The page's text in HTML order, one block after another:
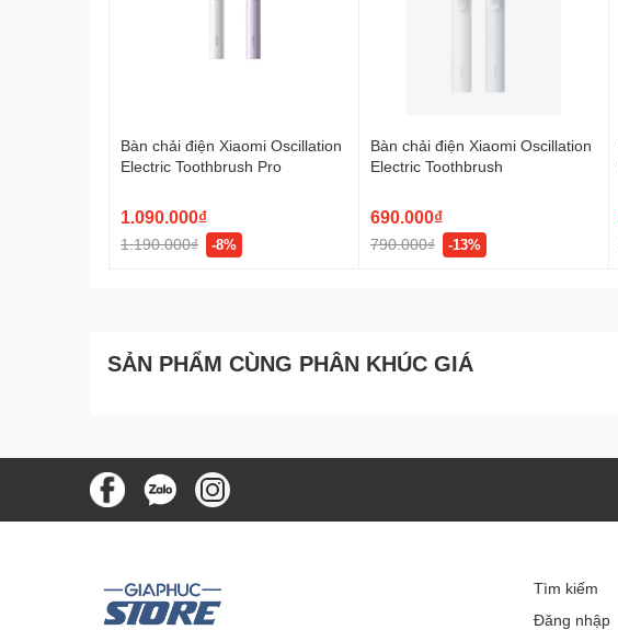
Bàn chải điện Xiaomi Oscillation
Electric Toothbrush Pro
1.090.000₫
1.190.000₫ -8%
Bàn chải điện Xiaomi Oscillation
Electric Toothbrush
690.000₫
790.000₫ -13%
SẢN PHẨM CÙNG PHÂN KHÚC GIÁ
Tìm kiếm
Đăng nhập